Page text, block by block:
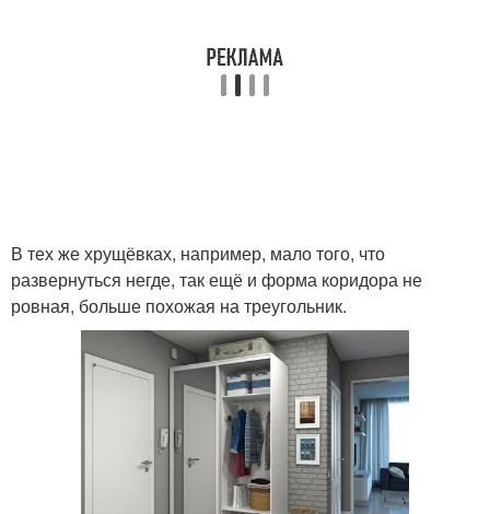
В тех же хрущёвках, например, мало того, что
развернуться негде, так ещё и форма коридора не
ровная, больше похожая на треугольник.